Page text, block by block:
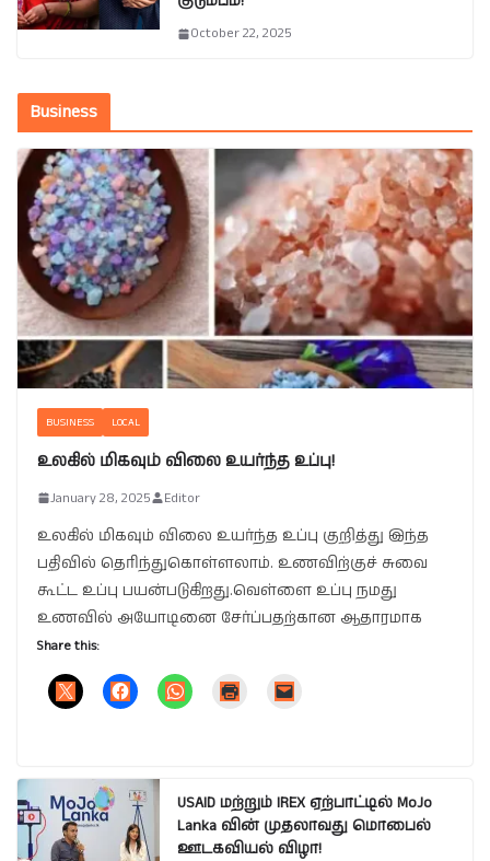
October 22, 2025
Business
BUSINESS LOCAL
உலகில் மிகவும் விலை உயர்ந்த உப்பு!
January 28, 2025 Editor
உலகில் மிகவும் விலை உயர்ந்த உப்பு குறித்து இந்த
பதிவில் தெரிந்துகொள்ளலாம். உணவிற்குச் சுவை
கூட்ட உப்பு பயன்படுகிறது.வெள்ளை உப்பு நமது
உணவில் அயோடினை சேர்ப்பதற்கான ஆதாரமாக
Share this:
USAID மற்றும் IREX ஏற்பாட்டில் MoJo
Lanka வின் முதலாவது மொபைல்
ஊடகவியல் விழா!